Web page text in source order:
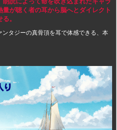
量が聴く者の耳から脳へとダイレクト
。
タジーの真骨頂を耳で体感できる、本